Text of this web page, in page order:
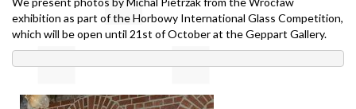
exhibition as part of the Horbowy International Glass Competition,
which will be open until 21st of October at the Geppart Gallery.